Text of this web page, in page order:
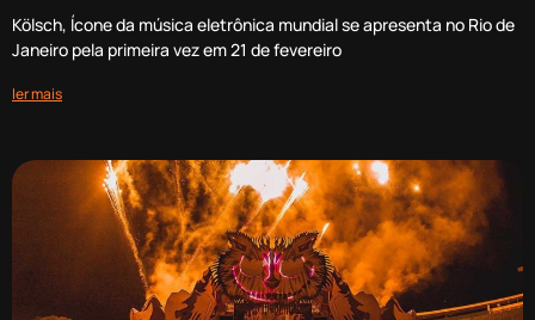
Kölsch, Ícone da música eletrônica mundial se apresenta no Rio de
Janeiro pela primeira vez em 21 de fevereiro
ler mais